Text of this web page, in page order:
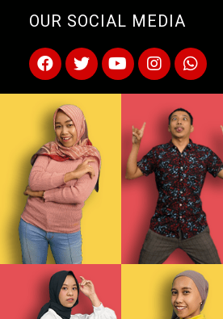
OUR SOCIAL MEDIA